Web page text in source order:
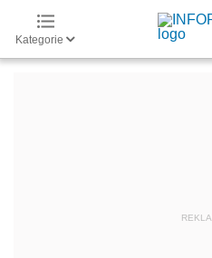
Kategorie